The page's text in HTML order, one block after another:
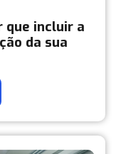
que incluir a
da sua